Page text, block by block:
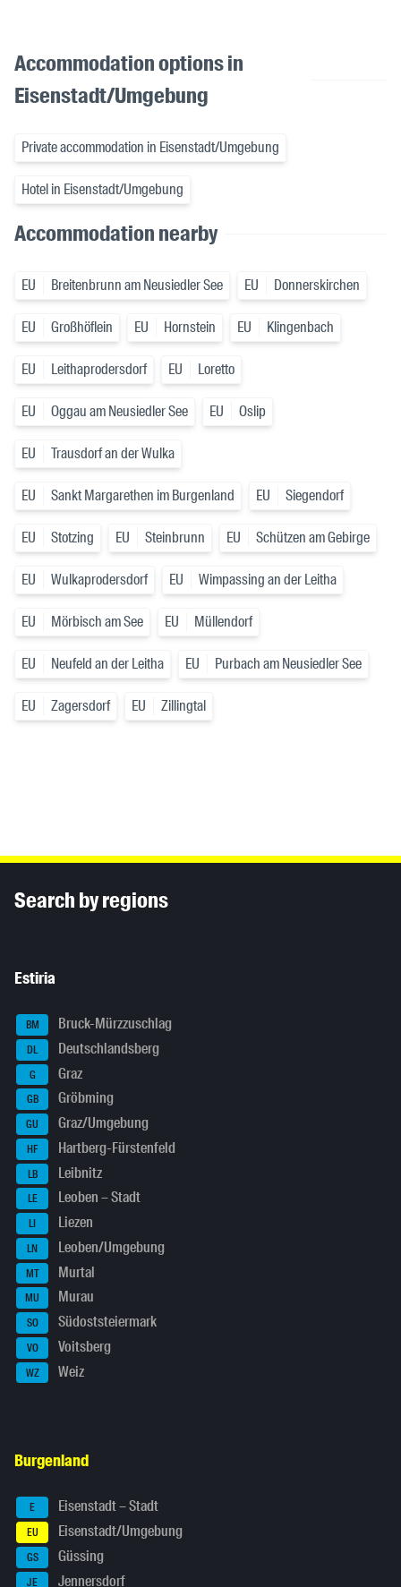
Accommodation options in
Eisenstadt/Umgebung
Private accommodation in Eisenstadt/Umgebung
Hotel in Eisenstadt/Umgebung
Accommodation nearby
EU Breitenbrunn am Neusiedler See EU Donnerskirchen
EU Großhöflein EU Hornstein EU Klingenbach
EU Leithaprodersdorf EU Loretto
EU Oggau am Neusiedler See EU Oslip
EU Trausdorf an der Wulka
EU Sankt Margarethen im Burgenland EU Siegendorf
EU Stotzing EU Steinbrunn EU Schützen am Gebirge
EU Wulkaprodersdorf EU Wimpassing an der Leitha
EU Mörbisch am See EU Müllendorf
EU Neufeld an der Leitha EU Purbach am Neusiedler See
EU Zagersdorf EU Zillingtal
Search by regions
Estiria
BM Bruck-Mürzzuschlag
DL Deutschlandsberg
G Graz
GB Gröbming
GU Graz/Umgebung
HF Hartberg-Fürstenfeld
LB Leibnitz
LE Leoben – Stadt
LI Liezen
LN Leoben/Umgebung
MT Murtal
MU Murau
SO Südoststeiermark
VO Voitsberg
WZ Weiz
Burgenland
E Eisenstadt – Stadt
EU Eisenstadt/Umgebung
GS Güssing
JE Jennersdorf